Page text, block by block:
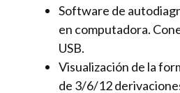
Software de
en computadora.
USB.
Visualización de la
de 3/6/12